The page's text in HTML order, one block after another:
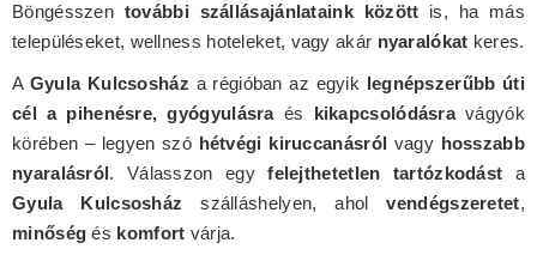
Böngésszen további szállásajánlataink között is, ha más
településeket, wellness hoteleket, vagy akár nyaralókat keres.
A Gyula Kulcsosház a régióban az egyik legnépszerűbb úti
cél a pihenésre, gyógyulásraés kikapcsolódásravágyók
körében – legyen szó hétvégi kiruccanásról vagy hosszabb
nyaralásról. Válasszon egyfelejthetetlen tartózkodást a
Gyula Kulcsosház szálláshelyen, aholvendégszeretet,
minőség és komfort várja.